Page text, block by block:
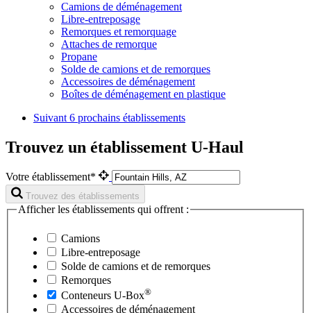
Camions de déménagement
Libre-entreposage
Remorques et remorquage
Attaches de remorque
Propane
Solde de camions et de remorques
Accessoires de déménagement
Boîtes de déménagement en plastique
Suivant 6 prochains établissements
Trouvez un établissement U-Haul
Votre établissement*
Trouvez des établissements
Afficher les établissements qui offrent :
Camions
Libre-entreposage
Solde de camions et de remorques
Remorques
Conteneurs U-Box®
Accessoires de déménagement